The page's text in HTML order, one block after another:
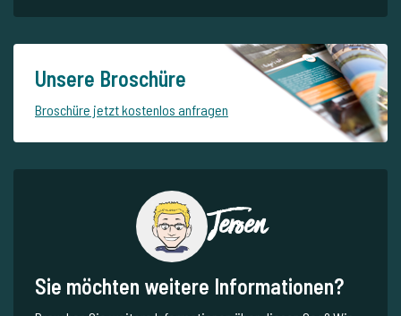
Unsere Broschüre
Broschüre jetzt kostenlos anfragen
Jeroen
Sie möchten weitere Informationen?